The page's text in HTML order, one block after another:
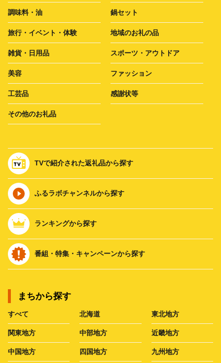
調味料・油 鍋セット
旅行・イベント・体験 地域のお礼の品
雑貨・日用品 スポーツ・アウトドア
美容 ファッション
工芸品 感謝状等
その他のお礼品
TVで紹介された返礼品から探す
ふるラボチャンネルから探す
ランキングから探す
番組・特集・キャンペーンから探す
まちから探す
すべて 北海道 東北地方
関東地方 中部地方 近畿地方
中国地方 四国地方 九州地方